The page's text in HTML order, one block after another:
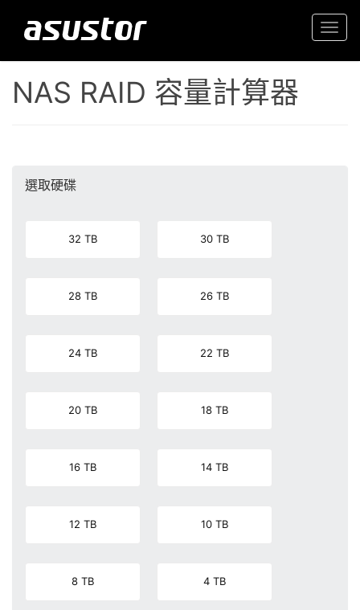
NAS RAID 容量計算器
選取硬碟
32 TB 30 TB
28 TB 26 TB
24 TB 22 TB
20 TB 18 TB
16 TB 14 TB
12 TB 10 TB
8 TB 4 TB